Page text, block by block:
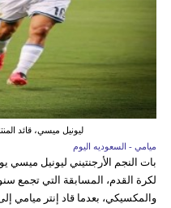
ليونيل ميسي، قائد
ميامي - السعوديه اليوم
بات النجم الأرجنتيني ليونيل
لكرة القدم، المسابقة التي تجمع